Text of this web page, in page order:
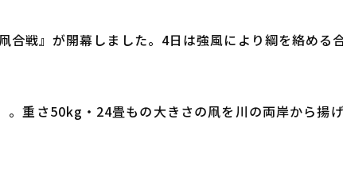
合戦』が開幕しました。4日は強風により綱を絡める
。重さ50kg・24畳もの大きさの凧を川の両岸から揚